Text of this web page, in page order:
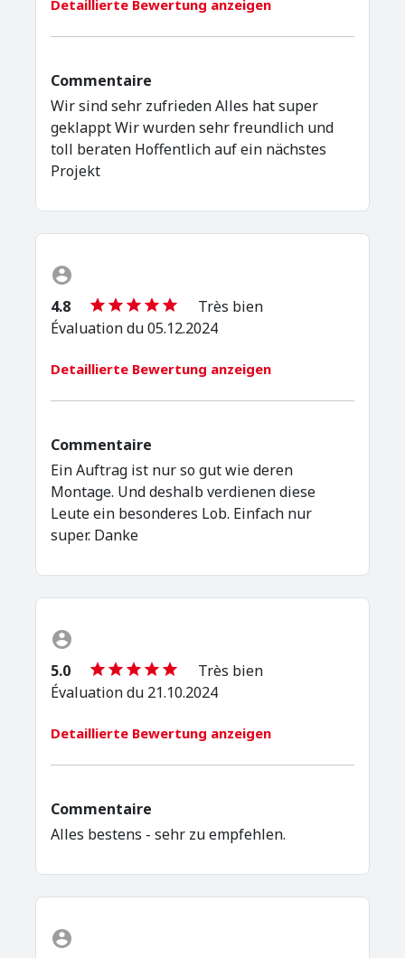
Detaillierte Bewertung anzeigen
Commentaire
Wir sind sehr zufrieden Alles hat super
geklappt Wir wurden sehr freundlich und
toll beraten Hoffentlich auf ein nächstes
Projekt
4.8
Très bien
Évaluation du 05.12.2024
Detaillierte Bewertung anzeigen
Commentaire
Ein Auftrag ist nur so gut wie deren
Montage. Und deshalb verdienen diese
Leute ein besonderes Lob. Einfach nur
super. Danke
5.0
Très bien
Évaluation du 21.10.2024
Detaillierte Bewertung anzeigen
Commentaire
Alles bestens - sehr zu empfehlen.